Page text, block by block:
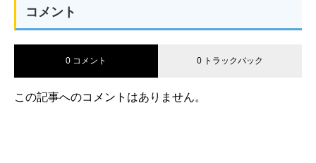
コメント
0 コメント 0 トラックバック
この記事へのコメントはありません。